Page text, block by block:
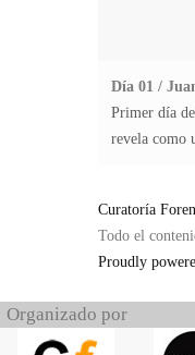
Día 01 /
Primer día
revela como
Curatoría
Todo el
Proudly
Organizado por